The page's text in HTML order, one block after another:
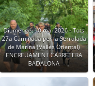
Diumenge, 10 mai 2026 - Tots
27a Caminada per la Serralada
de Marina (Vallès Oriental)
ENCREUAMENT CARRETERA
BADALONA